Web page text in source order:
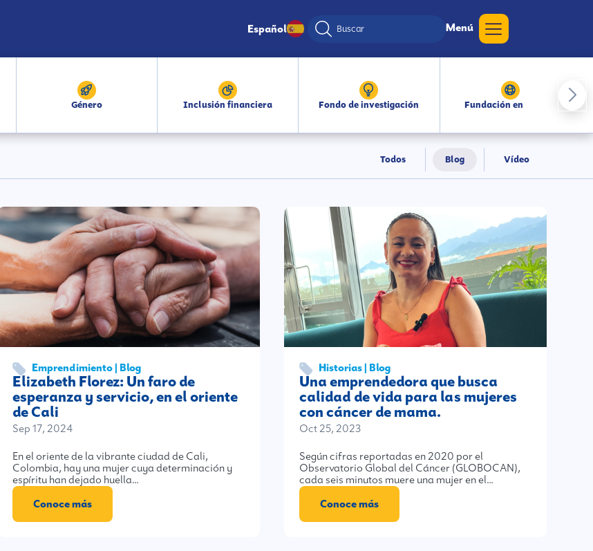
Español Menú
Género Inclusión financiera Fondo de investigación Fundación en medios
Todos Blog Vídeo
Emprendimiento | Blog
Elizabeth Florez: Un faro de
esperanza y servicio, en el oriente
de Cali
Sep 17, 2024
En el oriente de la vibrante ciudad de Cali,
Colombia, hay una mujer cuya determinación y
espíritu han dejado huella…
Conoce más
Historias | Blog
Una emprendedora que busca
calidad de vida para las mujeres
con cáncer de mama.
Oct 25, 2023
Según cifras reportadas en 2020 por el
Observatorio Global del Cáncer (GLOBOCAN),
cada seis minutos muere una mujer en el…
Conoce más